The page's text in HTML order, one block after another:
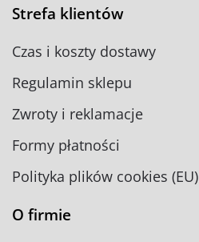
Strefa klientów
Czas i koszty dostawy
Regulamin sklepu
Zwroty i reklamacje
Formy płatności
Polityka plików cookies (EU)
O firmie